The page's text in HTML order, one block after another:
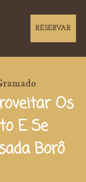
RESERVAR
Os
E Se
Borô